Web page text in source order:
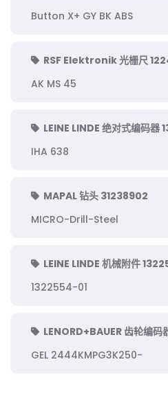
Button X+ GY BK ABS
RSF Elektronik 光栅尺
AK MS 45
LEINE LINDE 绝对式编码器
IHA 638
MAPAL 钻头 31238902
MICRO-Drill-Steel
LEINE LINDE 机械附件
1322554-01
LENORD+BAUER 齿轮编码
GEL 2444KMPG3K250-